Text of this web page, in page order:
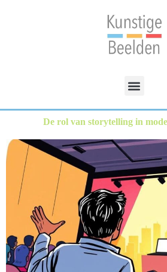
De rol van storytelling in